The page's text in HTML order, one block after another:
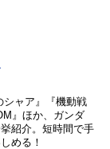
シャア』『機動戦
』ほか、ガンダ
紹介。短時間で手
める！